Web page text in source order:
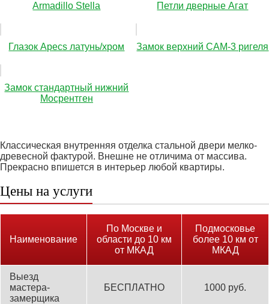
Аrmadillo Stella Петли дверные Агат
Глазок Apecs латунь/хром Замок верхний САМ-3 ригеля
Замок стандартный нижний
Мосрентген
Классическая внутренняя отделка стальной двери мелко-
древесной фактурой. Внешне не отличима от массива.
Прекрасно впишется в интерьер любой квартиры.
Цены на услуги
Наименование
По Москве и
области до 10 км
от МКАД
Подмосковье
более 10 км от
МКАД
Выезд
мастера-
замерщика
БЕСПЛАТНО 1000 руб.